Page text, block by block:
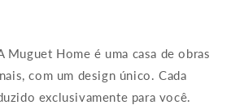
Muguet Home é uma casa de obras
com um design único. Cada
exclusivamente para você.